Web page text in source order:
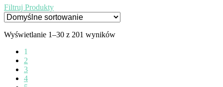
Filtruj Produkty
Wyświetlanie 1–30 z 201 wyników
1
2
3
4